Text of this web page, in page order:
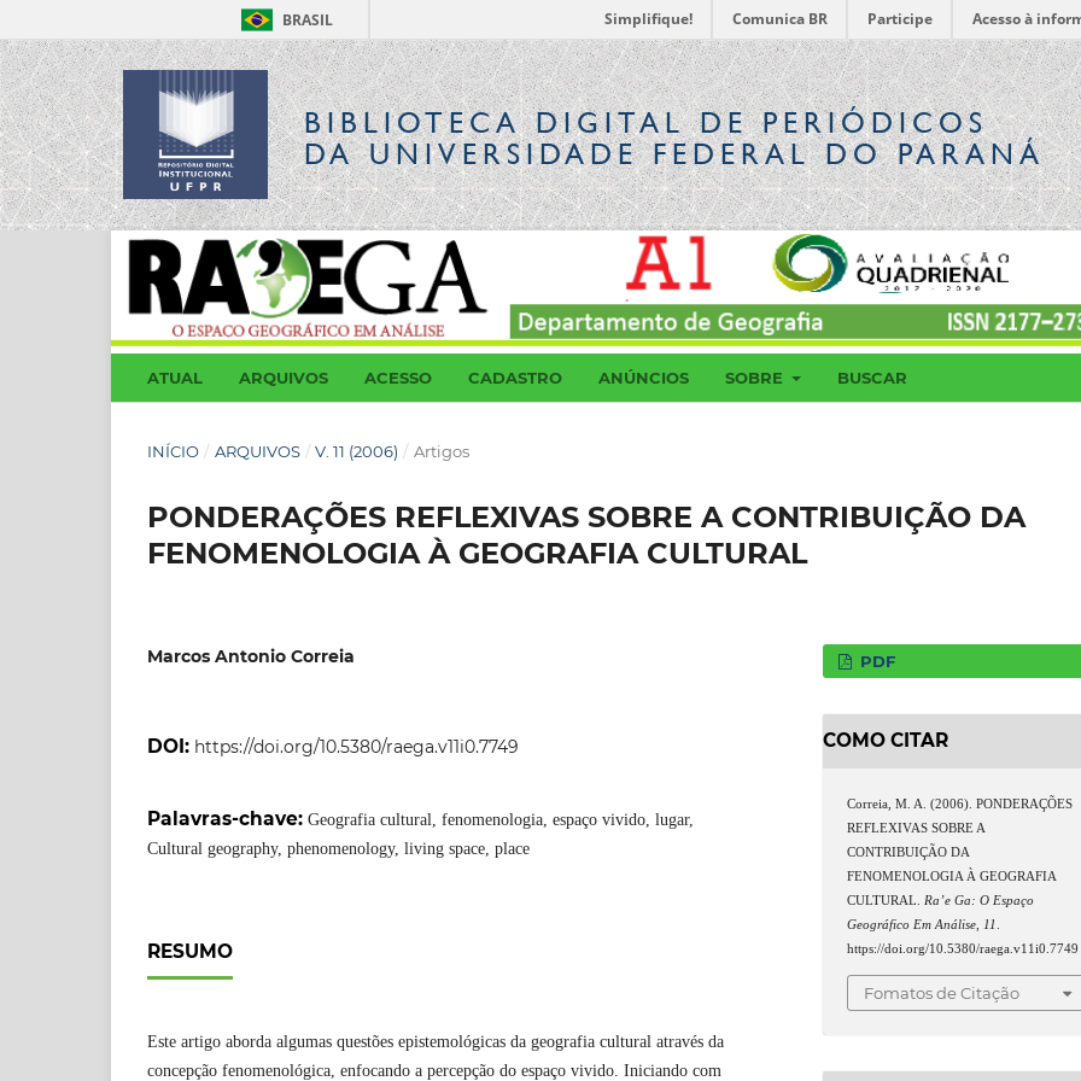
BRASIL Simplifique! Comunica BR Participe Acesso à
BIBLIOTECA DIGITALDE PERIÓDICOS
DA UNIVERSIDADE FEDERAL DO PARANÁ
ATUAL ARQUIVOS ACESSO CADASTRO ANÚNCIOS SOBRE BUSCAR
INÍCIO / ARQUIVOS / V. 11 (2006) / Artigos
PONDERAÇÕES REFLEXIVAS SOBRE A CONTRIBUIÇÃO DA
FENOMENOLOGIA À GEOGRAFIA CULTURAL
Marcos Antonio Correia
DOI: https://doi.org/10.5380/raega.v11i0.7749
Palavras-chave: Geografia cultural, fenomenologia, espaço vivido, lugar,
Cultural geography, phenomenology, living space, place
RESUMO
Este artigo aborda algumas questões epistemológicas da geografia cultural através da
concepção fenomenológica, enfocando a percepção do espaço vivido. Iniciando com
PDF
COMO CITAR
Correia, M. A. (2006). PONDERAÇÕES
REFLEXIVAS SOBRE A
CONTRIBUIÇÃO DA
FENOMENOLOGIA À GEOGRAFIA
CULTURAL. Ra’e Ga: O Espaço
Geográfico Em Análise
11
https://doi.org/10.5380/raega.v11i0.7749
Fomatos de Citação